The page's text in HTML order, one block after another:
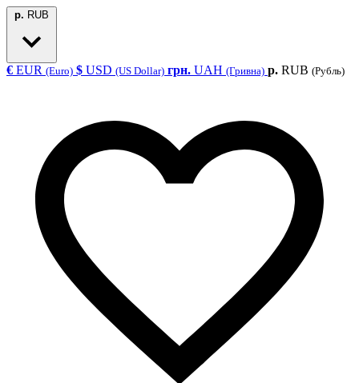
р. RUB
€ EUR (Euro) $ USD (US Dollar) грн. UAH (Гривна) р. RUB (Рубль)